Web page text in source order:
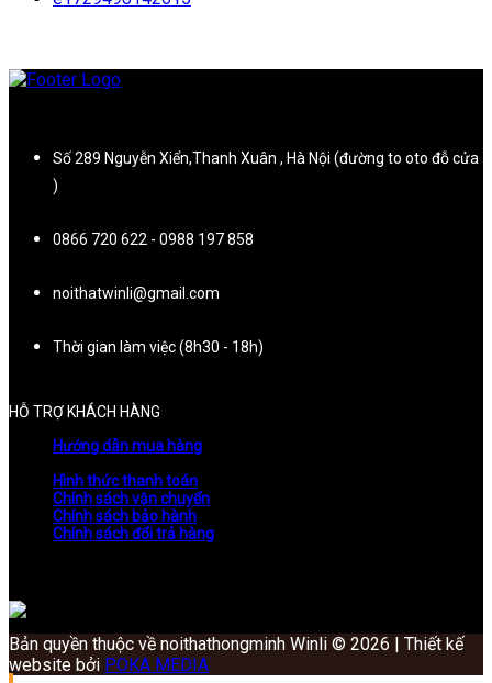
Số 289 Nguyễn Xiển,Thanh Xuân , Hà Nội (đường to oto đỗ cửa
)
0866 720 622 - 0988 197 858
noithatwinli@gmail.com
Thời gian làm việc (8h30 - 18h)
HỖ TRỢ KHÁCH HÀNG
Hướng dẫn mua hàng
Hình thức thanh toán
Chính sách vận chuyển
Chính sách bảo hành
Chính sách đổi trả hàng
Bản quyền thuộc về noithathongminh Winli © 2026 | Thiết kế
website bởi POKA MEDIA